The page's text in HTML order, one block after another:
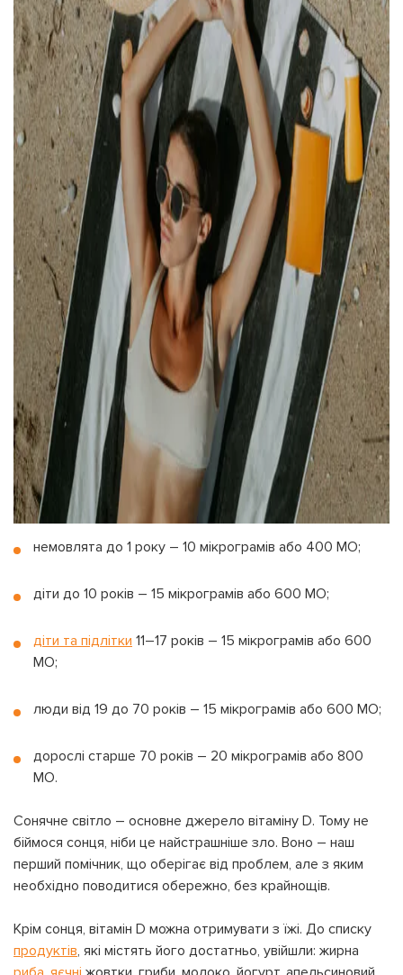
немовлята до 1 року – 10 мікрограмів або 400 МО;
діти до 10 років – 15 мікрограмів або 600 МО;
діти та підлітки 11–17 років – 15 мікрограмів або 600
МО;
люди від 19 до 70 років – 15 мікрограмів або 600 МО;
дорослі старше 70 років – 20 мікрограмів або 800
МО.
Сонячне світло – основне джерело вітаміну D. Тому не
біймося сонця, ніби це найстрашніше зло. Воно – наш
перший помічник, що оберігає від проблем, але з яким
необхідно поводитися обережно, без крайнощів.
Крім сонця, вітамін D можна отримувати з їжі. До списку
продуктів, які містять його достатньо, увійшли: жирна